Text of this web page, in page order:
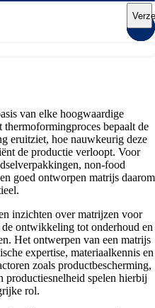
van elke hoogwaardige
bepaalt de
eruitziet, hoe nauwkeurig deze
de productie verloopt. Voor
non-food
goed ontworpen matrijs daarom
inzichten over matrijzen voor
ontwikkeling tot onderhoud en
Het ontwerpen van een matrijs
expertise, materiaalkennis en
zoals productbescherming,
productiesnelheid spelen hierbij
rol.